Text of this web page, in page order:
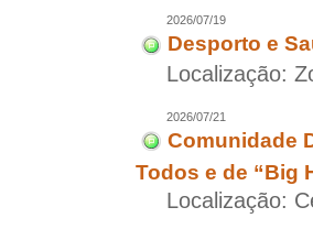
2026/07/19
Desporto e
Localização:
2026/07/21
Comunidade
Todos e de “Big
Localização: